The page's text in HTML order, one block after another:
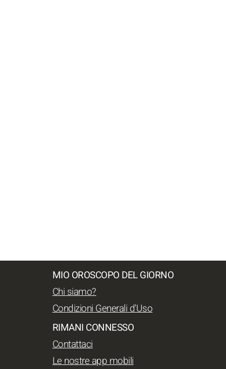
MIO OROSCOPO DEL GIORNO
Chi siamo?
Condizioni Generali d'Uso
RIMANI CONNESSO
Contattaci
Le nostre app mobili